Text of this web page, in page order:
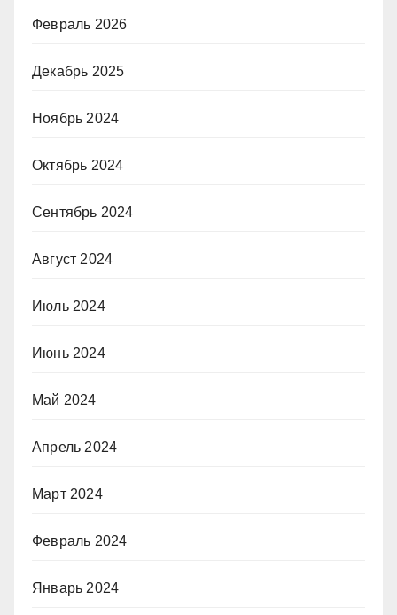
Февраль 2026
Декабрь 2025
Ноябрь 2024
Октябрь 2024
Сентябрь 2024
Август 2024
Июль 2024
Июнь 2024
Май 2024
Апрель 2024
Март 2024
Февраль 2024
Январь 2024